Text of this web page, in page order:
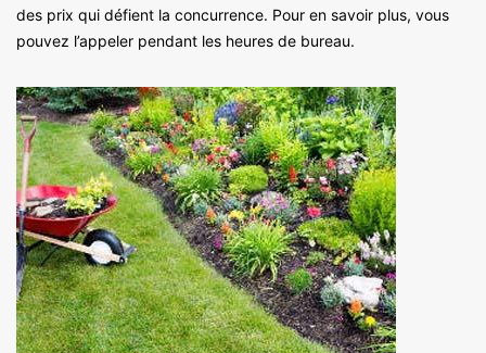
des prix qui défient la concurrence. Pour en savoir plus, vous
pouvez l’appeler pendant les heures de bureau.